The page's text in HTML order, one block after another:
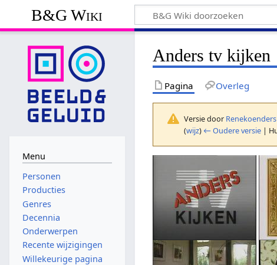
B&G Wiki
Anders tv kijken
Pagina Overleg
Versie door Renekoenders
(wijz) ← Oudere versie |
Menu
Personen
Producties
Genres
Decennia
Onderwerpen
Recente wijzigingen
Willekeurige pagina